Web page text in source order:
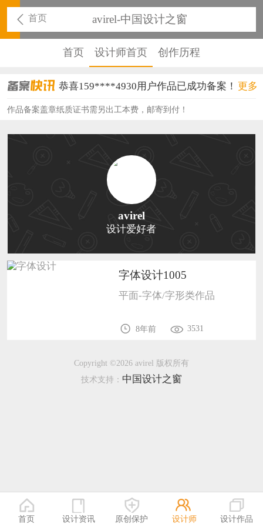
首页 avirel-中国设计之窗
首页 设计师首页 创作历程
恭喜159****4930用户作品已成功备案！
恭喜150****6483用户作品已成功备案！
恭喜131****2473用户作品已成功备案！
恭喜159****4201用户作品已成功备案！
恭喜133****6466用户作品已成功备案！
恭喜131****1475用户作品已成功备案！
恭喜133****8874用户作品已成功备案！
恭喜138****8638用户作品已成功备案！
恭喜133****9020用户作品已成功备案！
恭喜136****9807用户作品已成功备案！
更多
作品备案盖章纸质证书需另出工本费，邮寄到付！
avirel
设计爱好者
字体设计1005
平面-字体/字形类作品
8年前 3531
Copyright ©2026 avirel 版权所有
技术支持： 中国设计之窗
首页 设计资讯 原创保护 设计师 设计作品